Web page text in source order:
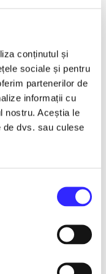
conținutul și
sociale și pentru
partenerilor de
informații cu
nostru. Aceștia le
de dvs. sau culese